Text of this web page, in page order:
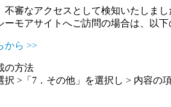
審なアクセスとして検知いたしまし
モアサイトへご訪問の場合は、以
から >>
の方法
>「7．その他」を選択し > 内容の